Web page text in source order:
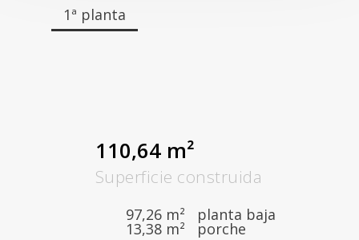
1ª planta
110,64 m²
Superficie construida
97,26 m² planta baja
13,38 m² porche